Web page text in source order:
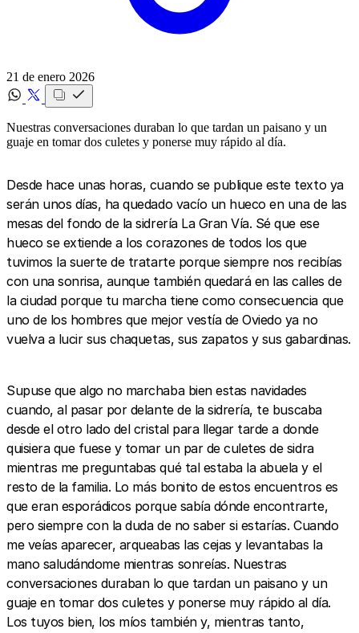
21 de enero 2026
Nuestras conversaciones duraban lo que tardan un paisano y un
guaje en tomar dos culetes y ponerse muy rápido al día.
Desde hace unas horas, cuando se publique este texto ya
serán unos días, ha quedado vacío un hueco en una de las
mesas del fondo de la sidrería La Gran Vía. Sé que ese
hueco se extiende a los corazones de todos los que
tuvimos la suerte de tratarte porque siempre nos recibías
con una sonrisa, aunque también quedará en las calles de
la ciudad porque tu marcha tiene como consecuencia que
uno de los hombres que mejor vestía de Oviedo ya no
vuelva a lucir sus chaquetas, sus zapatos y sus gabardinas.
Supuse que algo no marchaba bien estas navidades
cuando, al pasar por delante de la sidrería, te buscaba
desde el otro lado del cristal para llegar tarde a donde
quisiera que fuese y tomar un par de culetes de sidra
mientras me preguntabas qué tal estaba la abuela y el
resto de la familia. Lo más bonito de estos encuentros es
que eran esporádicos porque sabía dónde encontrarte,
pero siempre con la duda de no saber si estarías. Cuando
me veías aparecer, arqueabas las cejas y levantabas la
mano saludándome mientras sonreías. Nuestras
conversaciones duraban lo que tardan un paisano y un
guaje en tomar dos culetes y ponerse muy rápido al día.
Los tuyos bien, los míos también y, mientras tanto,